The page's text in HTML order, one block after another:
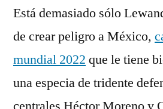
Está demasiado sólo
de crear peligro a México,
mundial 2022 que le tiene
una especia de tridente